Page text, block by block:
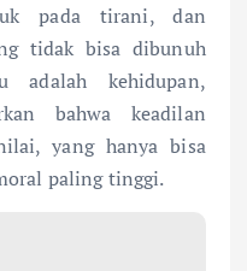
pada tirani, dan
tidak bisa dibunuh
adalah kehidupan,
bahwa keadilan
yang hanya bisa
paling tinggi.